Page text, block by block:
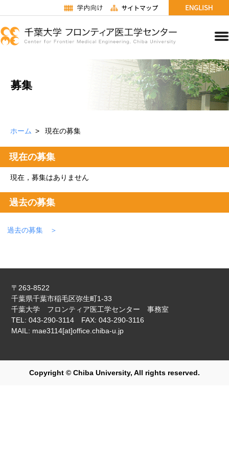
募集
ホーム 現在の募集
現在の募集
現在，募集はありません
過去の募集
過去の募集
〒263-8522
千葉県千葉市稲毛区弥生町1-33
千葉大学 フロンティア医工学センター 事務室
TEL: 043-290-3114 FAX: 043-290-3116
MAIL: mae3114[at]office.chiba-u.jp
Copyright © Chiba University, All rights reserved.